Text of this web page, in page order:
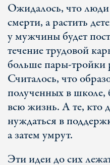
Ожидалось, что
смерти, а растить
у мужчины будет
течение трудовой
больше пары-тройки
Считалось, что
полученных в школе,
всю жизнь. А те, кто
нуждаться в
а затем умрут.
Эти идеи до сих